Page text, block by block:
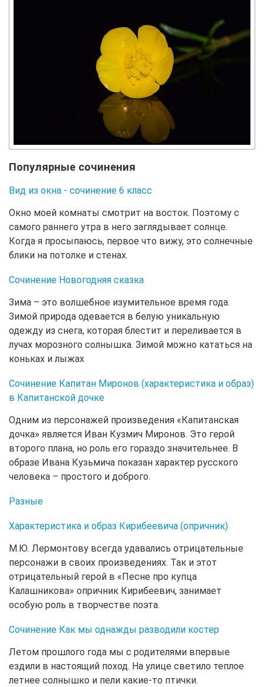
Популярные сочинения
Вид из окна - сочинение 6 класс
Окно моей комнаты смотрит на восток. Поэтому с
самого раннего утра в него заглядывает солнце.
Когда я просыпаюсь, первое что вижу, это солнечные
блики на потолке и стенах.
Сочинение Новогодняя сказка
Зима – это волшебное изумительное время года.
Зимой природа одевается в белую уникальную
одежду из снега, которая блестит и переливается в
лучах морозного солнышка. Зимой можно кататься на
коньках и лыжах
Сочинение Капитан Миронов (характеристика и образ)
в Капитанской дочке
Одним из персонажей произведения «Капитанская
дочка» является Иван Кузмич Миронов. Это герой
второго плана, но роль его гораздо значительнее. В
образе Ивана Кузьмича показан характер русского
человека – простого и доброго.
Разные
Характеристика и образ Кирибеевича (опричник)
М.Ю. Лермонтову всегда удавались отрицательные
персонажи в своих произведениях. Так и этот
отрицательный герой в «Песне про купца
Калашникова» опричник Кирибеевич, занимает
особую роль в творчестве поэта.
Сочинение Как мы однажды разводили костер
Летом прошлого года мы с родителями впервые
ездили в настоящий поход. На улице светило теплое
летнее солнышко и пели какие-то птички.